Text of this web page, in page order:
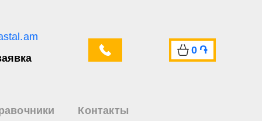
0 ֏
Контакты